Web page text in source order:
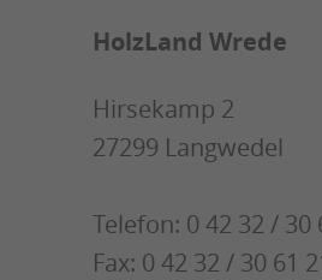
HolzLand Wrede
Hirsekamp 2
27299 Langwedel
Telefon: 0 42 32 / 30
Fax: 0 42 32 / 30 61